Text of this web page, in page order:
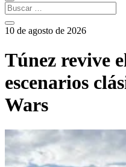
10 de agosto de 2026
Túnez revive
escenarios
Wars